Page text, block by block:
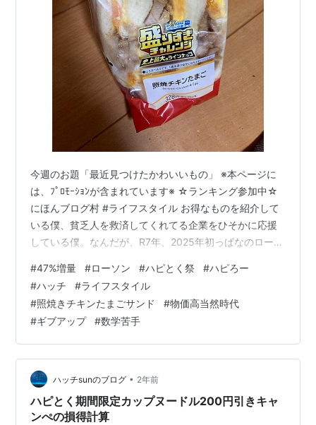
今週のお題「最近見つけたかわいいもの」 ※本ページに
は、ﾌﾟﾛﾓｰｼｮﾝが含まれています※ ☆ランキング参加中☆
にほんブログ村 #ライフスタイル お得なものを紹介して
いる僕、貧乏人を救済してくれてる企業をひそかに応援
している僕。なんだが、R7年、2025年初っぱなのローソ
負けて購入したよ。 前回シリーズリンク hatch51.com
まぁ〜まぁ〜まっ、ニューワードの多いこと、多いこ
と。47%増量、当社従来品との比較、日本全国47都道府
県ハピろー！計画、盛りすぎチャレンジ、史上最大のラ
インナップ、はちみつ入りです。勢いに圧倒されたの
は、これら、…
#47%増量 #ローソン #ハピとく祭 #ハピろー
#ハッチ #ライフスタイル
#照焼きチキンたまごサンド #物価高当然時代
#ギブアップ #数学苦手
ハッチsunのブログ • 2年前
ハピとく期間限定カップヌードル200円引きキャ
ンぺの損得計算